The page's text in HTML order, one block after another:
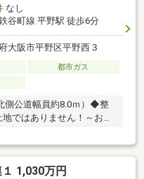
なし
谷町線 平野駅 徒歩6分
大阪市平野区平野西３
都市ガス
側公道幅員約8.0ｍ）◆整
ではありません！～お好
1,030万円